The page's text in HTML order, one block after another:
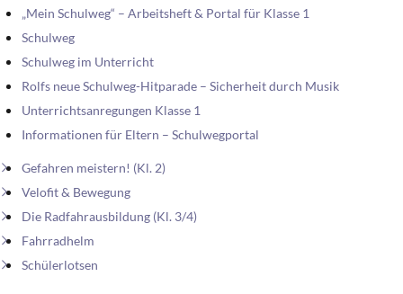
„Mein Schulweg“ – Arbeitsheft & Portal für Klasse 1
Schulweg
Schulweg im Unterricht
Rolfs neue Schulweg-Hitparade – Sicherheit durch Musik
Unterrichtsanregungen Klasse 1
Informationen für Eltern – Schulwegportal
Gefahren meistern! (Kl. 2)
Velofit & Bewegung
Die Radfahrausbildung (Kl. 3/4)
Fahrradhelm
Schülerlotsen